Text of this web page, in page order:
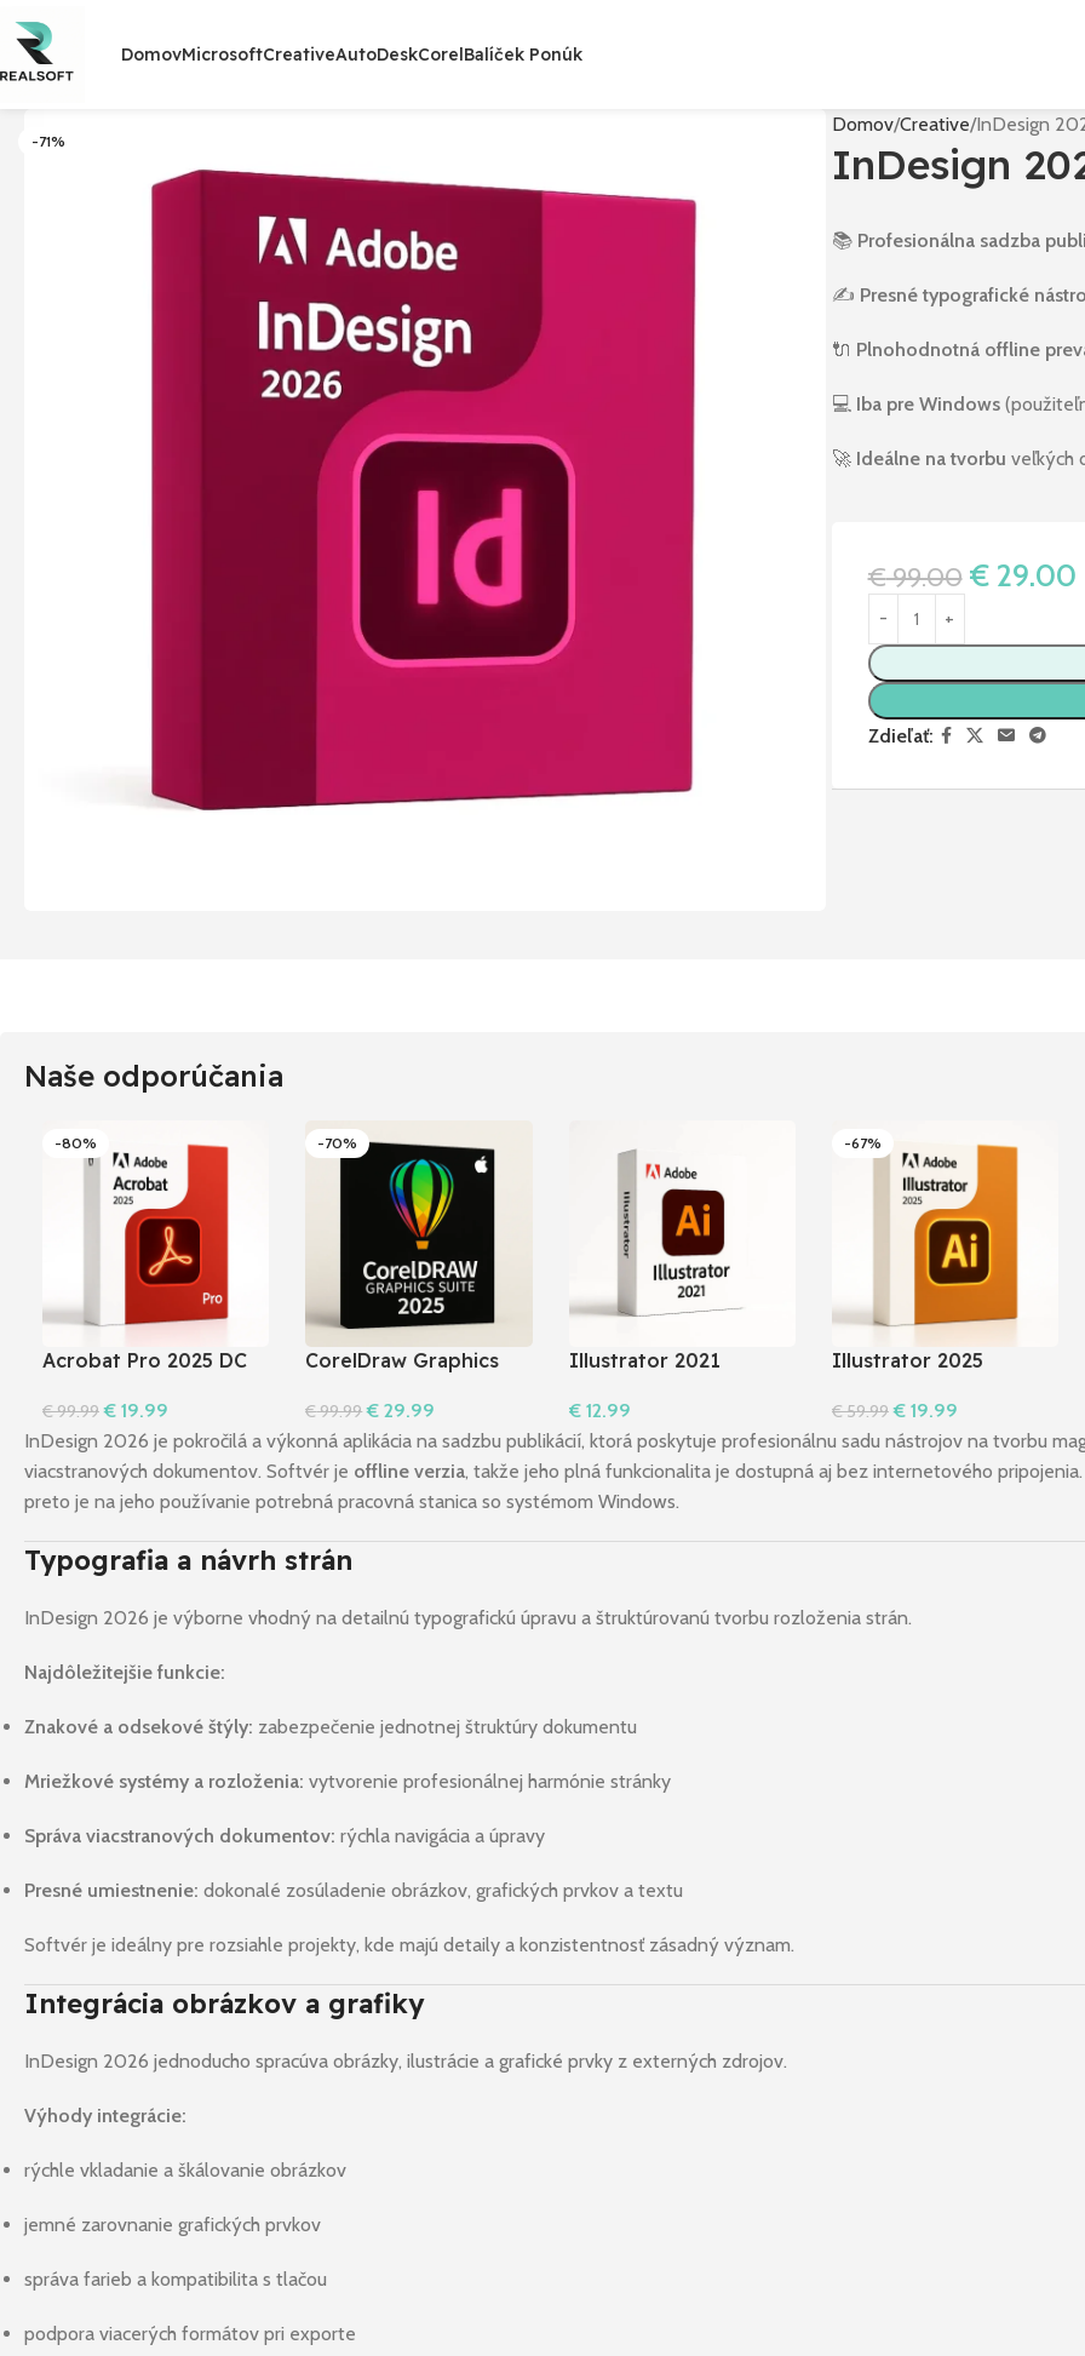
DomovMicrosoftCreativeAutoDeskCorelBalíček Ponúk
-71%
Domov Creative InDesign
InDesign
📚 Profesionálna sadzba
✍️ Presné typografické
🔌 Plnohodnotná offline
💻 Iba pre Windows
🚀 Ideálne na tvorbu veľkých
€99.00 €29.00
Zdieľať:
Naše odporúčania
-80%
Acrobat Pro 2025 DC
€99.99 € 19.99
Do Košíka
-70%
CorelDraw Graphics
€99.99 € 29.99
Do Košíka
Illustrator 2021
€12.99
Do Košíka
-67%
Illustrator 2025
€59.99 €19.99
Do Košíka
InDesign 2026 je pokročilá a výkonná aplikácia na sadzbu publikácií, ktorá poskytuje profesionálnu sadu nástrojov na tvorbu
viacstranových dokumentov. Softvér je offline verzia, takže jeho plná funkcionalita je dostupná aj bez internetového pripojenia.
preto je na jeho používanie potrebná pracovná stanica so systémom Windows.
Typografia a návrh strán
InDesign 2026 je výborne vhodný na detailnú typografickú úpravu a štruktúrovanú tvorbu rozloženia strán.
Najdôležitejšie funkcie:
Znakové a odsekové štýly: zabezpečenie jednotnej štruktúry dokumentu
Mriežkové systémy a rozloženia: vytvorenie profesionálnej harmónie stránky
Správa viacstranových dokumentov: rýchla navigácia a úpravy
Presné umiestnenie: dokonalé zosúladenie obrázkov, grafických prvkov a textu
Softvér je ideálny pre rozsiahle projekty, kde majú detaily a konzistentnosť zásadný význam.
Integrácia obrázkov a grafiky
InDesign 2026 jednoducho spracúva obrázky, ilustrácie a grafické prvky z externých zdrojov.
Výhody integrácie:
rýchle vkladanie a škálovanie obrázkov
jemné zarovnanie grafických prvkov
správa farieb a kompatibilita s tlačou
podpora viacerých formátov pri exporte